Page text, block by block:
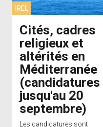
IREL
Cités, cadres
religieux et
altérités en
Méditerranée
(candidatures
jusqu'au 20
septembre)
Les candidatures sont